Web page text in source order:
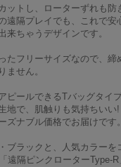
トし、ローターずれも防
隔プレイでも、これで安
ちゃうデザインです。
たフリーサイズなので、締
ません。
ールできるTバッグタイプ
地で、肌触りも気持ちいい!
ナブル価格でお届けです。
ラックと、人気カラーを
遠隔ピンクローターType-R